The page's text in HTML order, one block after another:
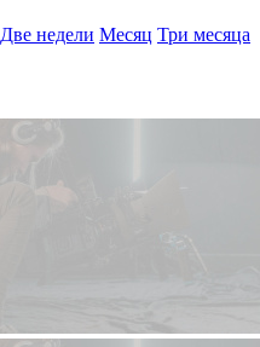
Две недели Месяц Три месяца